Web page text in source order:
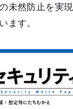
未然防止を実
ます。